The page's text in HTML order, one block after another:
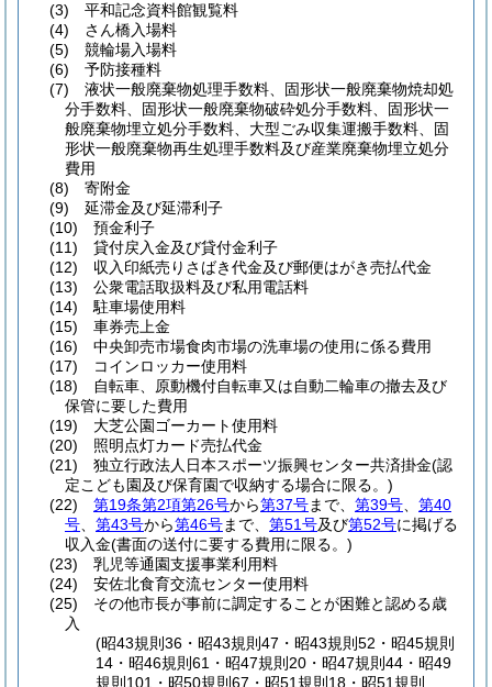
(3)
平和記念資料館観覧料
(4)
さん橋入場料
(5)
競輪場入場料
(6)
予防接種料
(7)
液状一般廃棄物処理手数料、固形状一般廃棄物焼却処
分手数料、固形状一般廃棄物破砕処分手数料、固形状一
般廃棄物埋立処分手数料、大型ごみ収集運搬手数料、固
形状一般廃棄物再生処理手数料及び産業廃棄物埋立処分
費用
(8)
寄附金
(9)
延滞金及び延滞利子
(10)
預金利子
(11)
貸付戻入金及び貸付金利子
(12)
収入印紙売りさばき代金及び郵便はがき売払代金
(13)
公衆電話取扱料及び私用電話料
(14)
駐車場使用料
(15)
車券売上金
(16)
中央卸売市場食肉市場の洗車場の使用に係る費用
(17)
コインロッカー使用料
(18)
自転車、原動機付自転車又は自動二輪車の撤去及び
保管に要した費用
(19)
大芝公園ゴーカート使用料
(20)
照明点灯カード売払代金
(21)
独立行政法人日本スポーツ振興センター共済掛金(認
定こども園及び保育園で収納する場合に限る。)
(22)
第19条第2項第26号から第37号まで、 第39号
第40
号
第43号から第46号まで、 第51号及び第52号に掲げる
収入金(書面の送付に要する費用に限る。)
(23)
乳児等通園支援事業利用料
(24)
安佐北食育交流センター使用料
(25)
その他市長が事前に調定することが困難と認める歳
入
(昭43規則36・昭43規則47・昭43規則52・昭45規則
14・昭46規則61・昭47規則20・昭47規則44・昭49
規則101・昭50規則67・昭51規則18・昭51規則